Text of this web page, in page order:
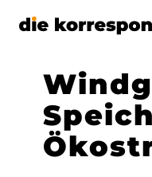
Zum